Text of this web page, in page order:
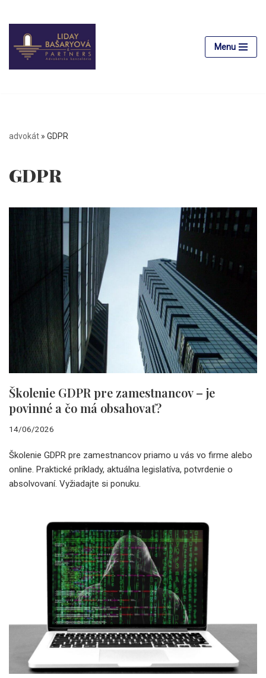
Preskočiť
na
obsah
Menu
advokát » GDPR
GDPR
Školenie GDPR pre zamestnancov – je
povinné a čo má obsahovať?
14/06/2026
Školenie GDPR pre zamestnancov priamo u vás vo firme alebo
online. Praktické príklady, aktuálna legislatíva, potvrdenie o
absolvovaní. Vyžiadajte si ponuku.